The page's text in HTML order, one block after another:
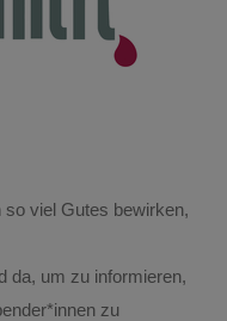
bewirken
viel Gutes bewirken,
da, um zu informieren,
zu